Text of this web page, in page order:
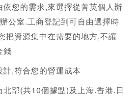
您的需求,來選擇從菁英個人辦
公室.工商登記到可自由選擇時
把資源集中在需要的地方,不讓
錢
,符合您的營運成本
部(共10個據點)及上海.香港.日